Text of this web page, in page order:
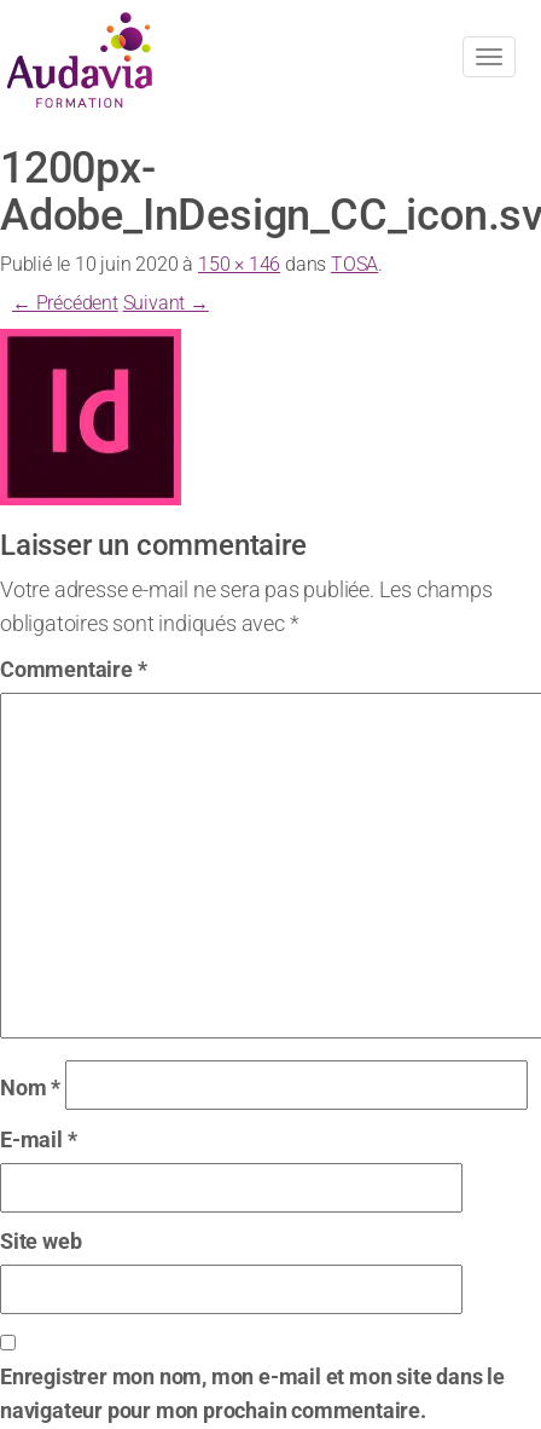
1200px-
Publié le 10 juin 2020 à 150 × 146 dansTOSA.
← Précédent Suivant →
Laisser un commentaire
Votre adresse e-mail ne sera pas publiée. Les champs
obligatoires sont indiqués avec*
Commentaire*
Nom*
E-mail *
Site web
Enregistrer mon nom, mon e-mail et mon site dans le
navigateur pour mon prochain commentaire.